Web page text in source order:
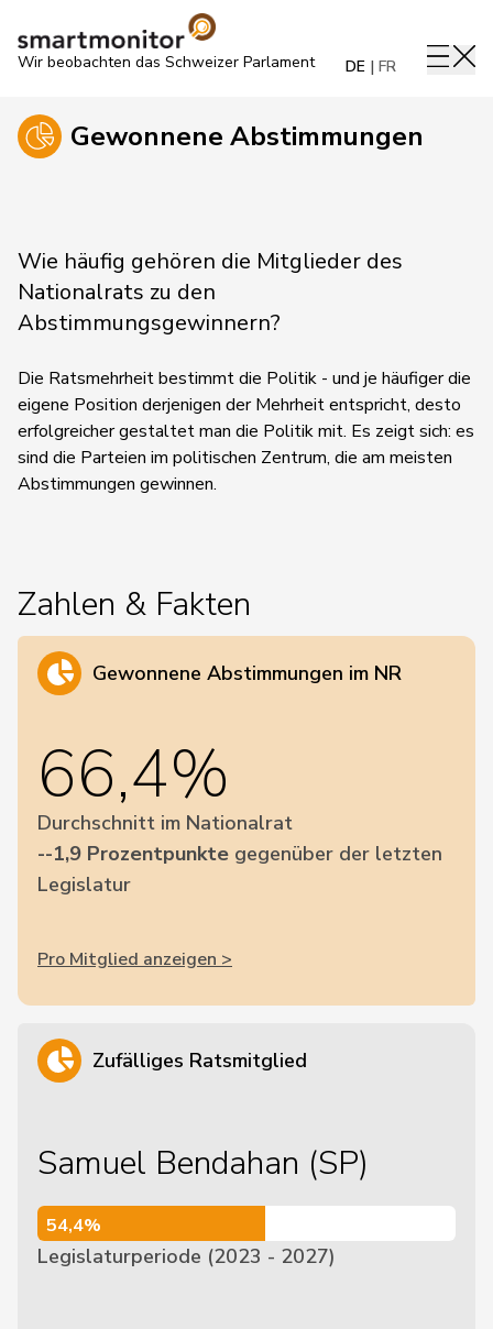
Wir beobachten das Schweizer Parlament DE FR
Gewonnene Abstimmungen
Wie häufig gehören die Mitglieder des
Nationalrats zu den
Abstimmungsgewinnern?
Die Ratsmehrheit bestimmt die Politik - und je häufiger die
eigene Position derjenigen der Mehrheit entspricht, desto
erfolgreicher gestaltet man die Politik mit. Es zeigt sich: es
sind die Parteien im politischen Zentrum, die am meisten
Abstimmungen gewinnen.
Zahlen & Fakten
Gewonnene Abstimmungen im NR
66,4%
Durchschnitt im Nationalrat
--1,9 Prozentpunkte gegenüber der letzten
Legislatur
Pro Mitglied anzeigen >
Zufälliges Ratsmitglied
Samuel Bendahan (SP)
54,4%
54,4%
Legislaturperiode (2023 - 2027)